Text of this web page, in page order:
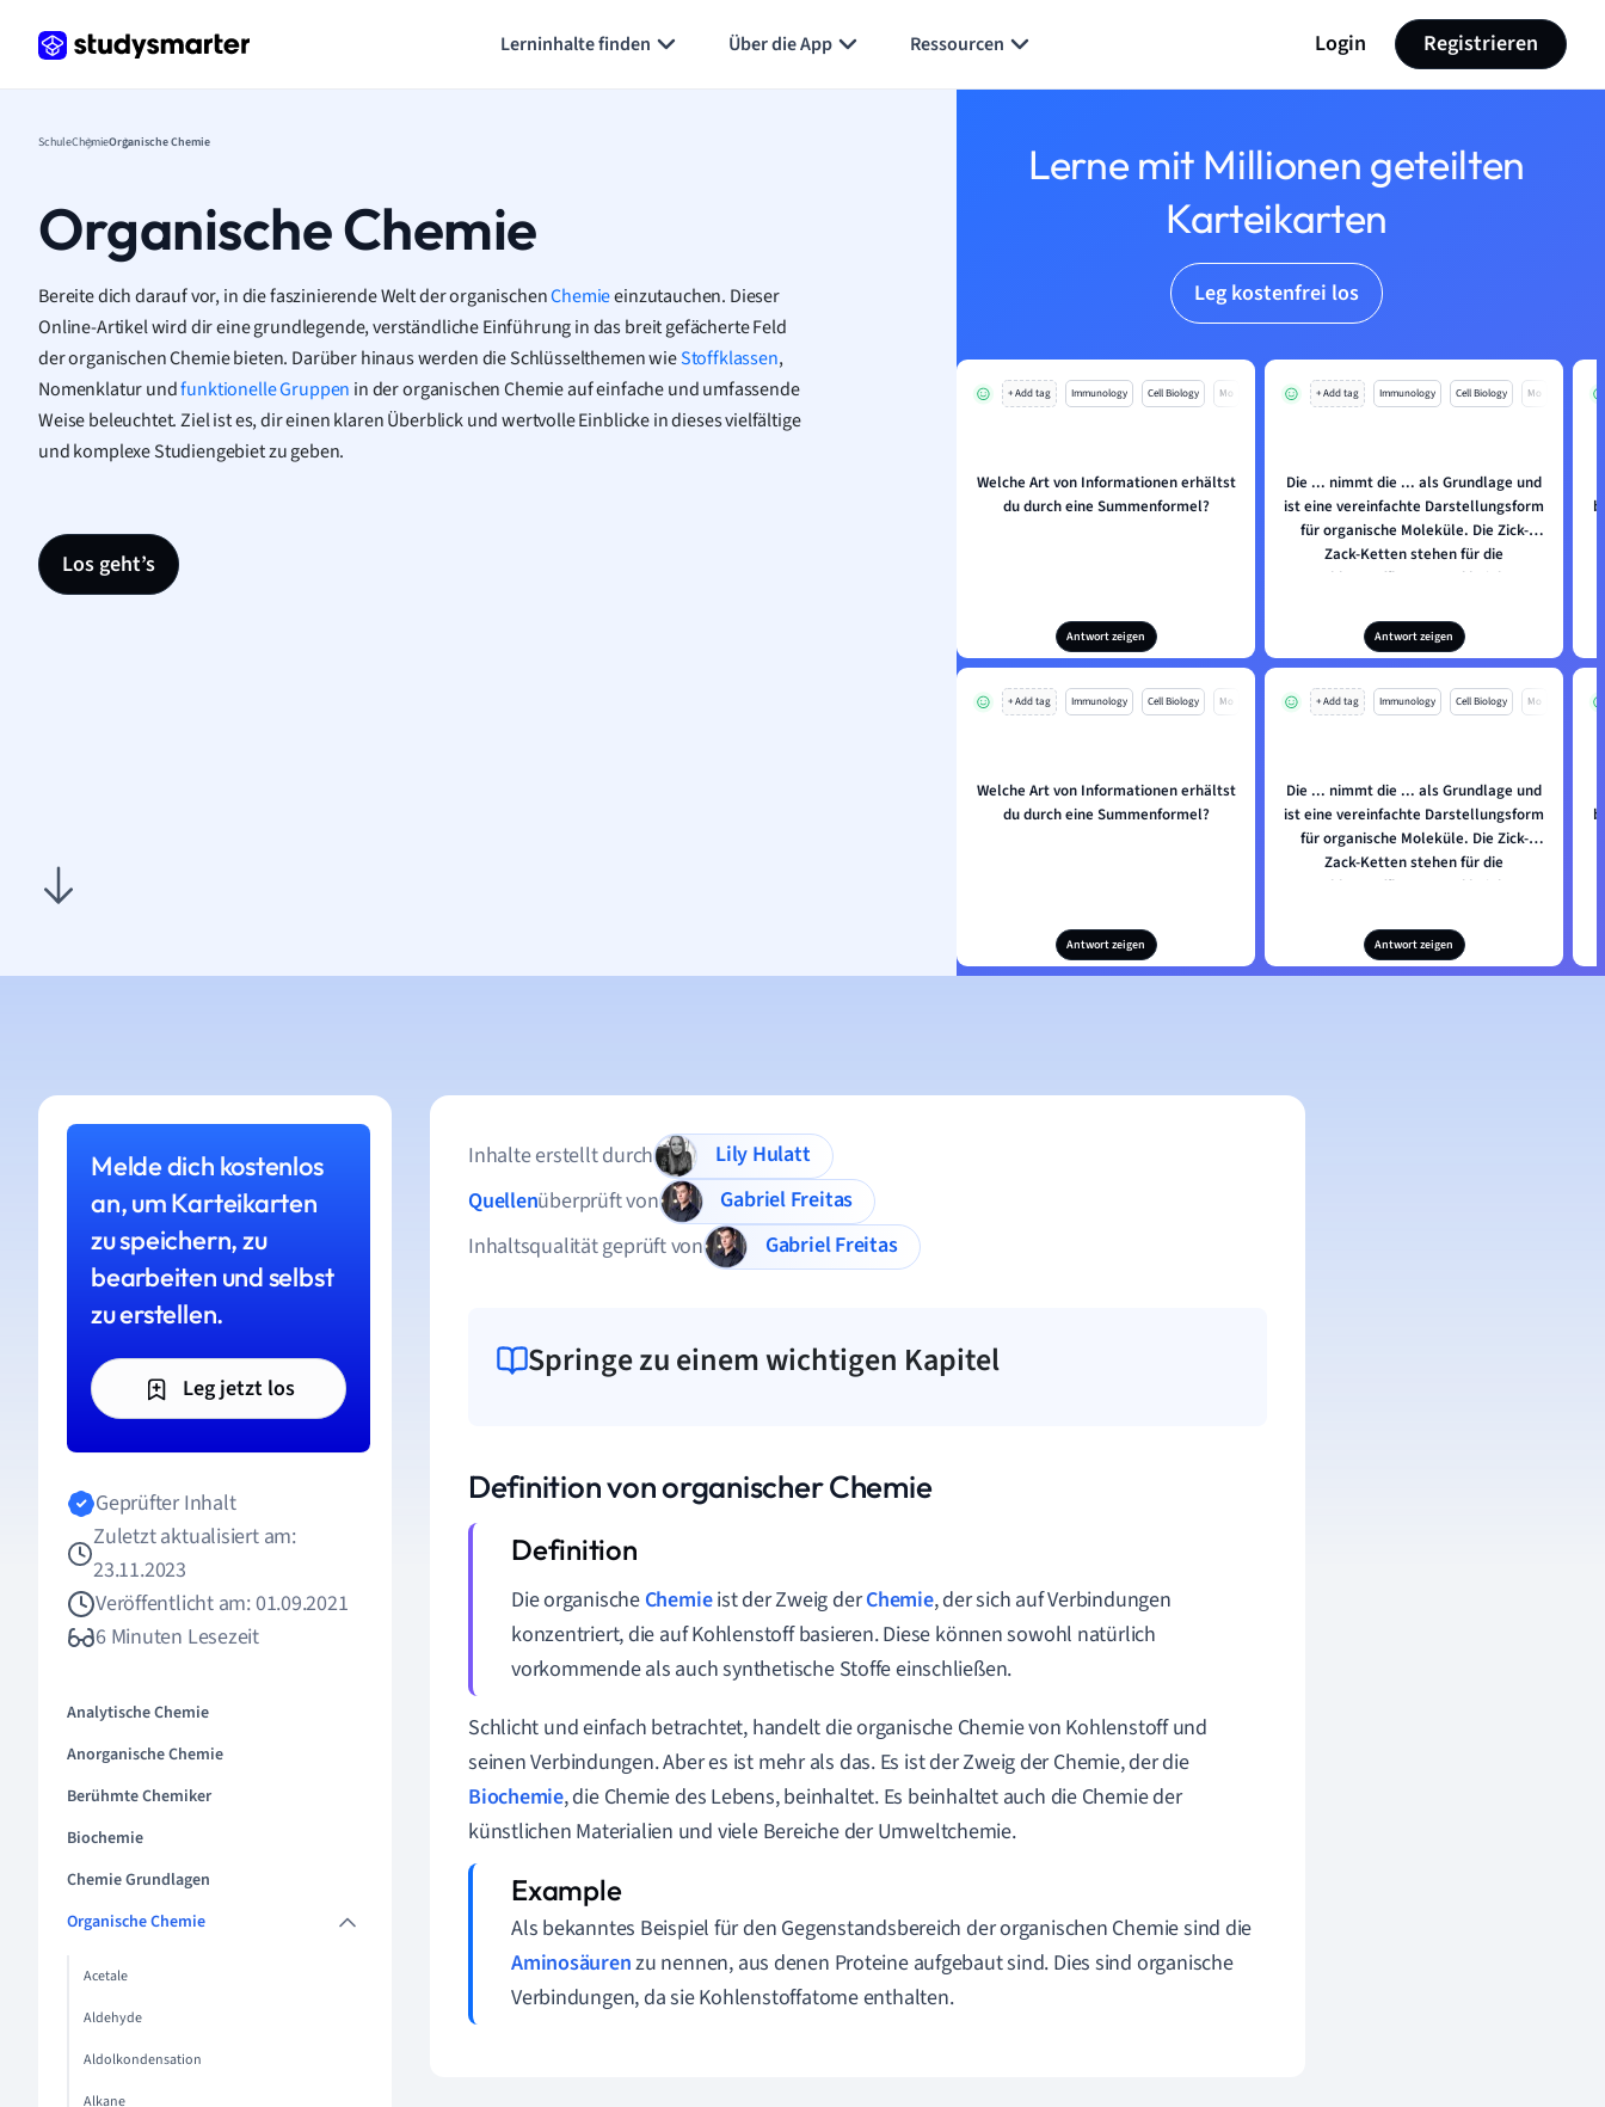
Lerninhalte finden Über die App Ressourcen Login Registrieren
SchuleChemieOrganische Chemie
Organische Chemie
Bereite dich darauf vor, in die faszinierende Welt der organischenChemieeinzutauchen. Dieser
Online-Artikel wird dir eine grundlegende, verständliche Einführung in das breit gefächerte Feld
der organischen Chemie bieten. Darüber hinaus werden die Schlüsselthemen wieStoffklassen,
Nomenklatur undfunktionelle Gruppen in der organischen Chemie auf einfache und umfassende
Weise beleuchtet. Ziel ist es, dir einen klaren Überblick und wertvolle Einblicke in dieses vielfältige
und komplexe Studiengebiet zu geben.
Los geht’s
Lerne mit Millionen geteilten
Karteikarten
Leg kostenfrei los
+ Add tag Immunology Cell Biology Mo
Welche Art von Informationen erhältst
du durch eine Summenformel?
Antwort zeigen
+ Add tag Immunology Cell Biology Mo
Die ... nimmt die ... als Grundlage und
ist eine vereinfachte Darstellungsform
für organische Moleküle. Die Zick-
Zack-Ketten stehen für die
Kohlenstoffketten und bei der
von ... verschiedenen Substituenten
gekennzeichnet.
Antwort zeigen
+ Add tag Immunology Cell Biology Mo
Welche Art von Informationen erhältst
du durch eine Summenformel?
Antwort zeigen
+ Add tag Immunology Cell Biology Mo
Die ... nimmt die ... als Grundlage und
ist eine vereinfachte Darstellungsform
für organische Moleküle. Die Zick-
Zack-Ketten stehen für die
Kohlenstoffketten und bei der
von ... verschiedenen Substituenten
gekennzeichnet.
Antwort zeigen
Melde dich kostenlos
an, um Karteikarten
zu speichern, zu
bearbeiten und selbst
zu erstellen.
Leg jetzt los
Geprüfter Inhalt
Zuletzt aktualisiert am:
23.11.2023
Veröffentlicht am: 01.09.2021
6 Minuten Lesezeit
Analytische Chemie
Anorganische Chemie
Berühmte Chemiker
Biochemie
Chemie Grundlagen
Organische Chemie
Acetale
Aldehyde
Aldolkondensation
Alkane
Inhalte erstellt durch
Lily Hulatt
Quellenüberprüft von
Gabriel Freitas
Inhaltsqualität geprüft von
Gabriel Freitas
Springe zu einem wichtigen Kapitel
Definition von organischer Chemie
Die organische Chemieist der Zweig derChemie, der sich auf Verbindungen
konzentriert, die auf Kohlenstoff basieren. Diese können sowohl natürlich
vorkommende als auch synthetische Stoffe einschließen.
Schlicht und einfach betrachtet, handelt die organische Chemie von Kohlenstoff und
seinen Verbindungen. Aber es ist mehr als das. Es ist der Zweig der Chemie, der die
Biochemie, die Chemie des Lebens, beinhaltet. Es beinhaltet auch die Chemie der
künstlichen Materialien und viele Bereiche der Umweltchemie.
Als bekanntes Beispiel für den Gegenstandsbereich der organischen Chemie sind die
Aminosäurenzu nennen, aus denen Proteine aufgebaut sind. Dies sind organische
Verbindungen, da sie Kohlenstoffatome enthalten.